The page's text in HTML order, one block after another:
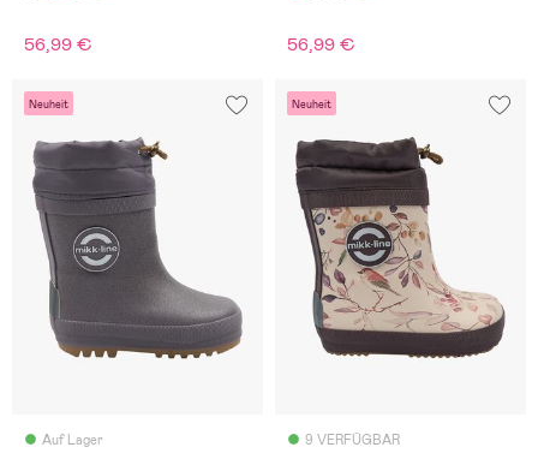
56,99 € 56,99 €
Neuheit
Auf Lager
Neuheit
9 VERFÜGBAR